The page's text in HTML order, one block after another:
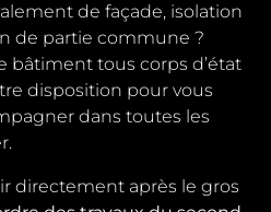
de façade, isolation
de partie commune ?
bâtiment tous corps d’état
disposition pour vous
dans toutes les
directement après le gros